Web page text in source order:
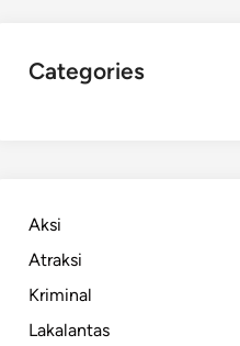
Categories
Aksi
Atraksi
Kriminal
Lakalantas